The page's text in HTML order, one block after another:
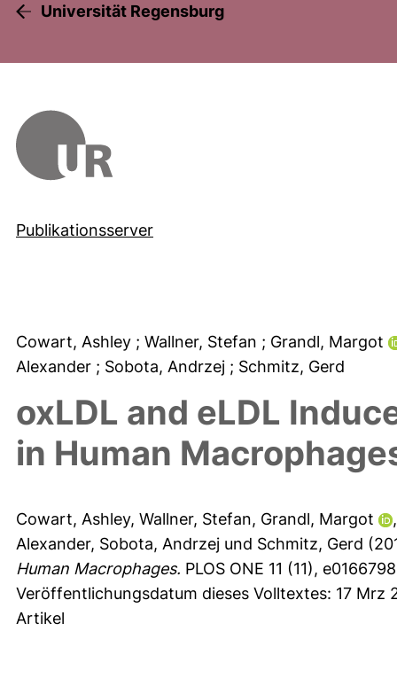
Universität Regensburg
Publikationsserver
Cowart, Ashley ; Wallner, Stefan ; Grandl, Margot
Alexander ; Sobota, Andrzej ; Schmitz, Gerd
oxLDL and eLDL
in Human
Cowart, Ashley, Wallner, Stefan, Grandl, Margot
Alexander, Sobota, Andrzej und Schmitz, Gerd
Human Macrophages. PLOS ONE 11 (11),
Veröffentlichungsdatum dieses Volltextes: 17 Mrz
Artikel